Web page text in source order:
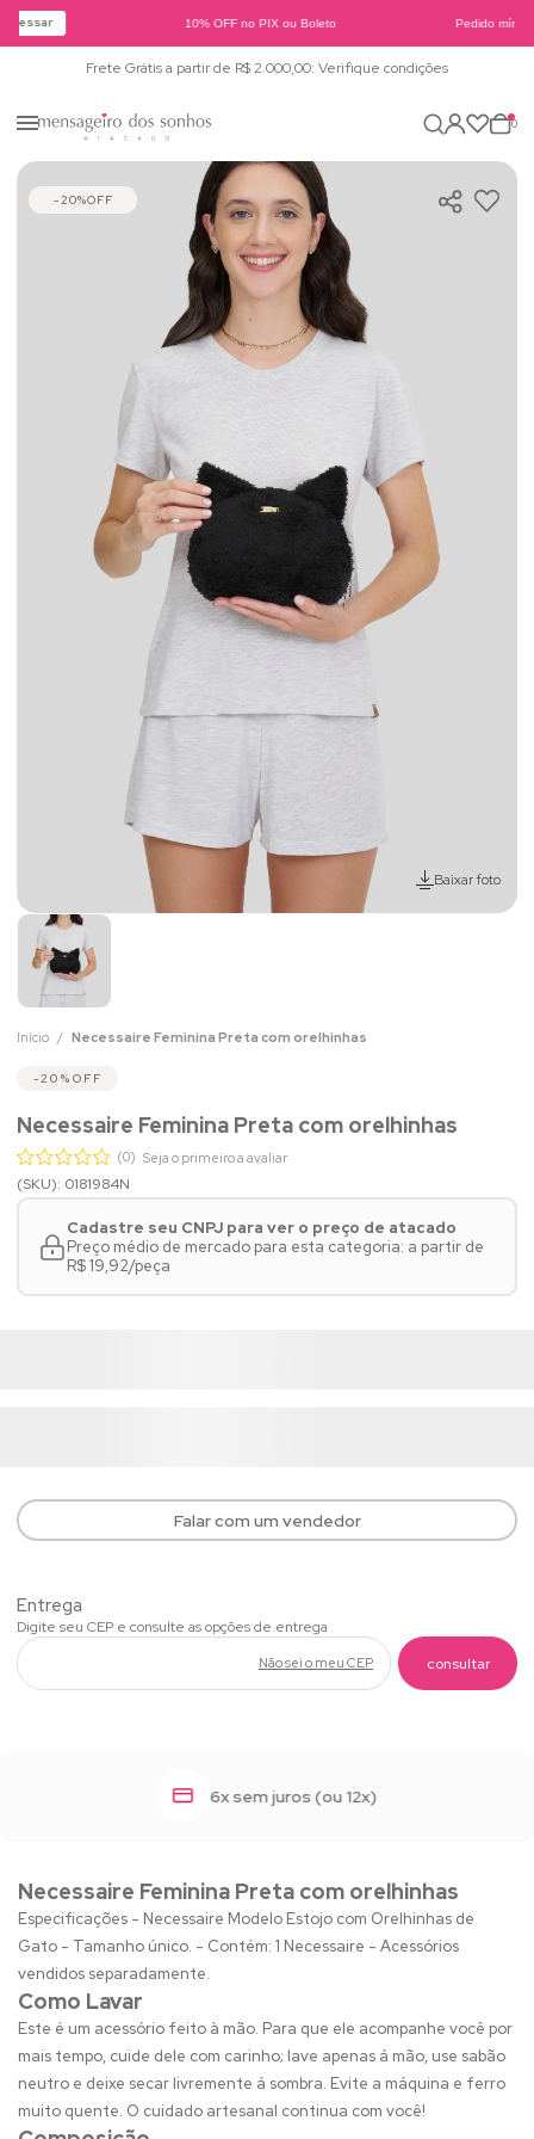
10% OFF no PIX ou Boleto Pedido
Frete Grátis a partir de R$ 2.000,00: Verifique condições
0
20%OFF
Baixar foto
Início Necessaire Feminina Preta com orelhinhas
20% OFF
Necessaire Feminina Preta com orelhinhas
(0) Seja o primeiro a avaliar
(SKU): 0181984N
Cadastre seu CNPJ para ver o preço de atacado
Preço médio de mercado para esta categoria: a partir de
R$ 19,92/peça
Falar com um vendedor
Não sei o meu CEP
6x sem juros (ou 12x)
Necessaire Feminina Preta com orelhinhas
Especificações - Necessaire Modelo Estojo com Orelhinhas de
Gato - Tamanho único. - Contém: 1 Necessaire - Acessórios
vendidos separadamente.
Como Lavar
Este é um acessório feito à mão. Para que ele acompanhe você por
mais tempo, cuide dele com carinho; lave apenas á mão, use sabão
neutro e deixe secar livremente á sombra. Evite a máquina e ferro
muito quente. O cuidado artesanal continua com você!